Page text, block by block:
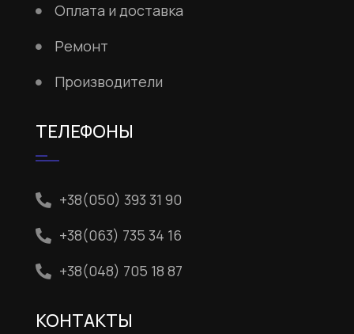
Оплата и доставка
Ремонт
Производители
ТЕЛЕФОНЫ
+38(050) 393 31 90
+38(063) 735 34 16
+38(048) 705 18 87
КОНТАКТЫ